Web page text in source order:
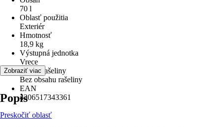
70 l
Oblasť použitia
Exteriér
Hmotnosť
18,9 kg
Výstupná jednotka
Vrece
Obsah rašeliny
Bez obsahu rašeliny
EAN
4306517343361
Zobraziť viac
Popis
Preskočiť oblasť